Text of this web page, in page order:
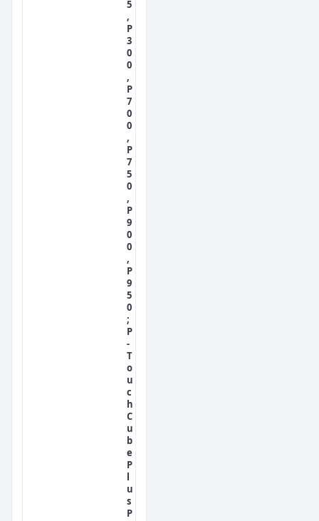
5
,
P
3
0
0
,
P
7
0
0
,
P
7
5
0
,
P
9
0
0
,
P
9
5
0
;
P
-
T
o
u
c
h
C
u
b
e
P
l
u
s
P